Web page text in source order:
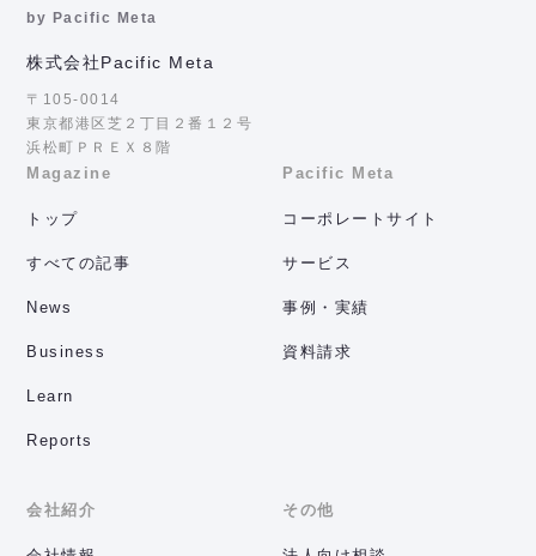
by Pacific Meta
株式会社Pacific Meta
〒105-0014
東京都港区芝２丁目２番１２号
浜松町ＰＲＥＸ８階
Magazine
トップ
すべての記事
News
Business
Learn
Reports
Pacific Meta
コーポレートサイト
サービス
事例・実績
資料請求
会社紹介 その他